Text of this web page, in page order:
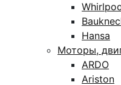
Hansa
Моторы,
ARDO
Ariston